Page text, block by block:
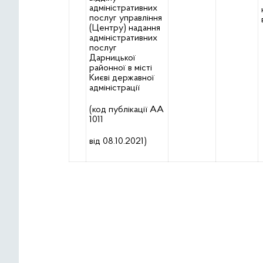
адміністративних
послуг управління
(Центру) надання
адміністративних
послуг
Дарницької
районної в місті
Києві державної
адміністрації
(код публікації АА
1011
від 08.10.2021)